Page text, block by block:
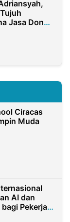
Jasa Don
Ciracas
Muda
AI dan
Pekerja
Taiwan